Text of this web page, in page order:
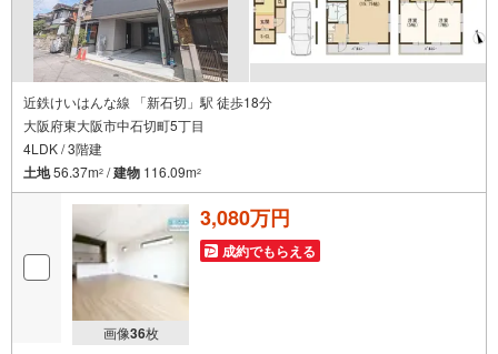
近鉄けいはんな線 「新石切」駅 徒歩18分
大阪府東大阪市中石切町5丁目
4LDK / 3階建
土地56.37m2 /建物 116.09m2
画像36枚
3,080万円
成約でもらえる